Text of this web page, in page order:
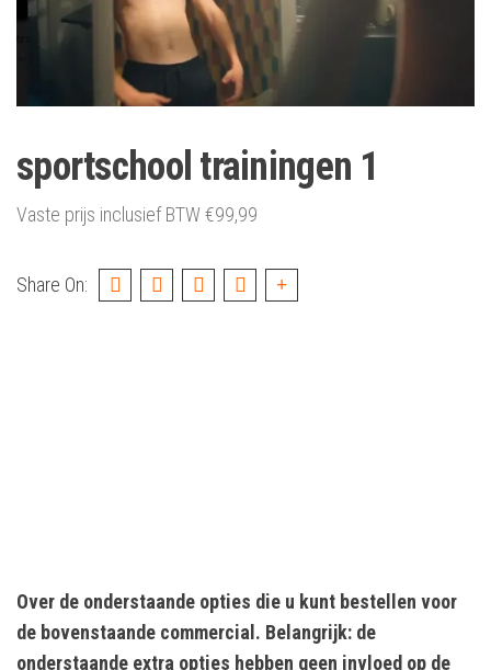
sportschool trainingen 1
Vaste prijs inclusief BTW€99,99
Share On:
Over de onderstaande opties die u kunt bestellen voor
de bovenstaande commercial. Belangrijk: de
onderstaande extra opties hebben geen invloed op de